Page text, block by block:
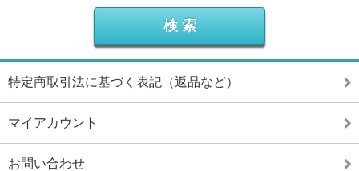
特定商取引法に基づく表記（返品など）
マイアカウント
お問い合わせ